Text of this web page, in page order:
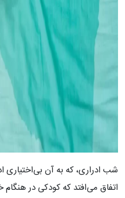
شب ادراری، که به آن بی‌اختیاری
اتفاق می‌افتد که کودکی در